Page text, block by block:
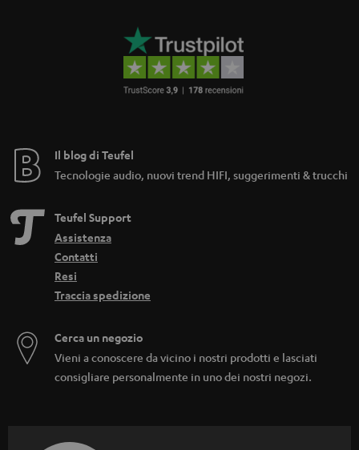
Il blog di Teufel
Tecnologie audio, nuovi trend HIFI, suggerimenti & trucchi
Teufel Support
Assistenza
Contatti
Resi
Traccia spedizione
Cerca un negozio
Vieni a conoscere da vicino i nostri prodotti e lasciati
consigliare personalmente in uno dei nostri negozi.